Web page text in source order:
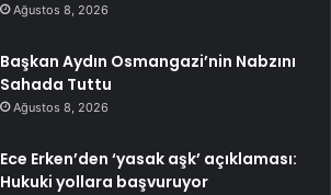
Ağustos 8, 2026
Başkan Aydın Osmangazi’nin Nabzını
Sahada Tuttu
Ağustos 8, 2026
Ece Erken’den ‘yasak aşk’ açıklaması:
Hukuki yollara başvuruyor